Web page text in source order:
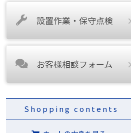
設置作業・保守点検
お客様相談フォーム
Shopping contents